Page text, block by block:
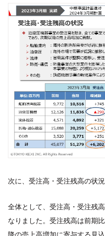
次に、受注高・受注残高の状
全体として、受注高・受注残
なりました。受注残高は前期
降の売上高増加に寄与する見込